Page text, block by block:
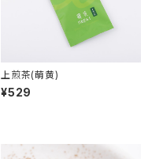
上煎茶(萌黄)
¥529